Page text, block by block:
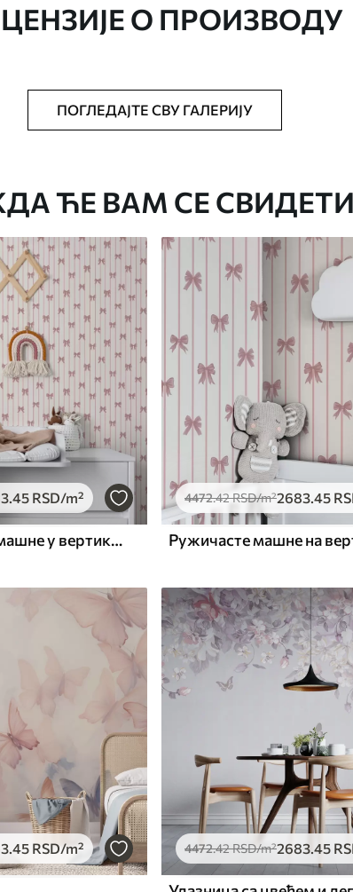
Премиум
6333 .33 3800 .00RSD /m²
О ПРОИЗВОДУ
ПОГЛЕДАЈТЕ СВУ ГАЛЕРИЈУ
ЋЕ ВАМ СЕ
.45 RSD/m²
Мале ружичасте машне у вертикалним пругама
4472.42RSD/m²2683.45
.45 RSD/m² 4472.42RSD/m²2683.45